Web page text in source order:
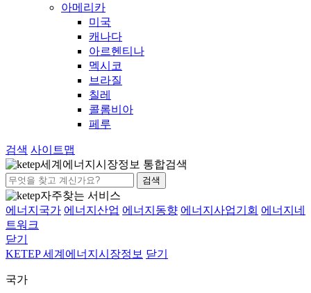
아메리카
미국
캐나다
아르헨티나
멕시코
브라질
칠레
콜롬비아
페루
검색 사이트맵
세계에너지시장정보 통합검색
검색
자주찾는 서비스
에너지국가 에너지산업 에너지동향 에너지사업기회 에너지네
트워크
닫기
KETEP 세계에너지시장정보 닫기
국가